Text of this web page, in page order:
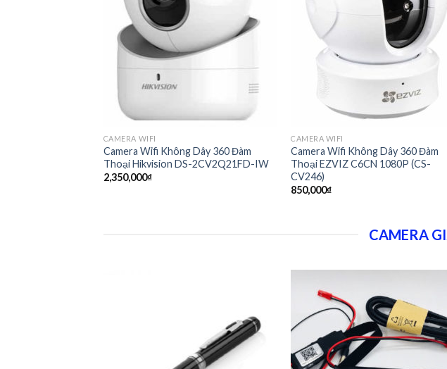
CAMERA WIFI
Camera Wifi Không Dây 360 Đàm
Thoại Hikvision DS-2CV2Q21FD-IW
2,350,000₫
CAMERA WIFI
Camera Wifi Không Dây 360 Đàm
Thoại EZVIZ C6CN 1080P (CS-
CV246)
850,000₫
CAMERA